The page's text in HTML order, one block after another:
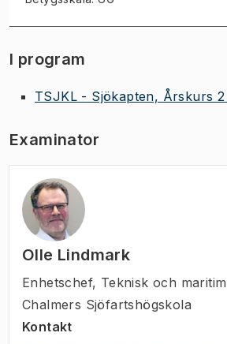
I program
TSJKL - Sjökapten, Årskurs 2
Examinator
Olle Lindmark
Enhetschef, Teknisk och
Chalmers Sjöfartshögskola
Kontakt